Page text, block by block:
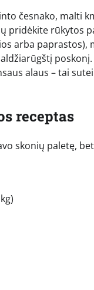
česnako, malti
pridėkite rūkytos
arba paprastos),
poskonį.
alaus – tai
receptas
skonių paletę,